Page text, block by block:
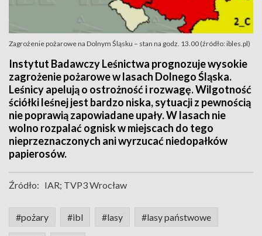
Zagrożenie pożarowe na Dolnym Śląsku – stan na godz. 13.00 (źródło: ibles.pl)
Instytut Badawczy Leśnictwa prognozuje wysokie
zagrożenie pożarowe w lasach Dolnego Śląska.
Leśnicy apelują o ostrożność i rozwagę. Wilgotność
ściółki leśnej jest bardzo niska, sytuacji z pewnością
nie poprawią zapowiadane upały. W lasach nie
wolno rozpalać ognisk w miejscach do tego
nieprzeznaczonych ani wyrzucać niedopałków
papierosów.
Źródło: IAR; TVP3 Wrocław
#pożary #ibl #lasy #lasy państwowe